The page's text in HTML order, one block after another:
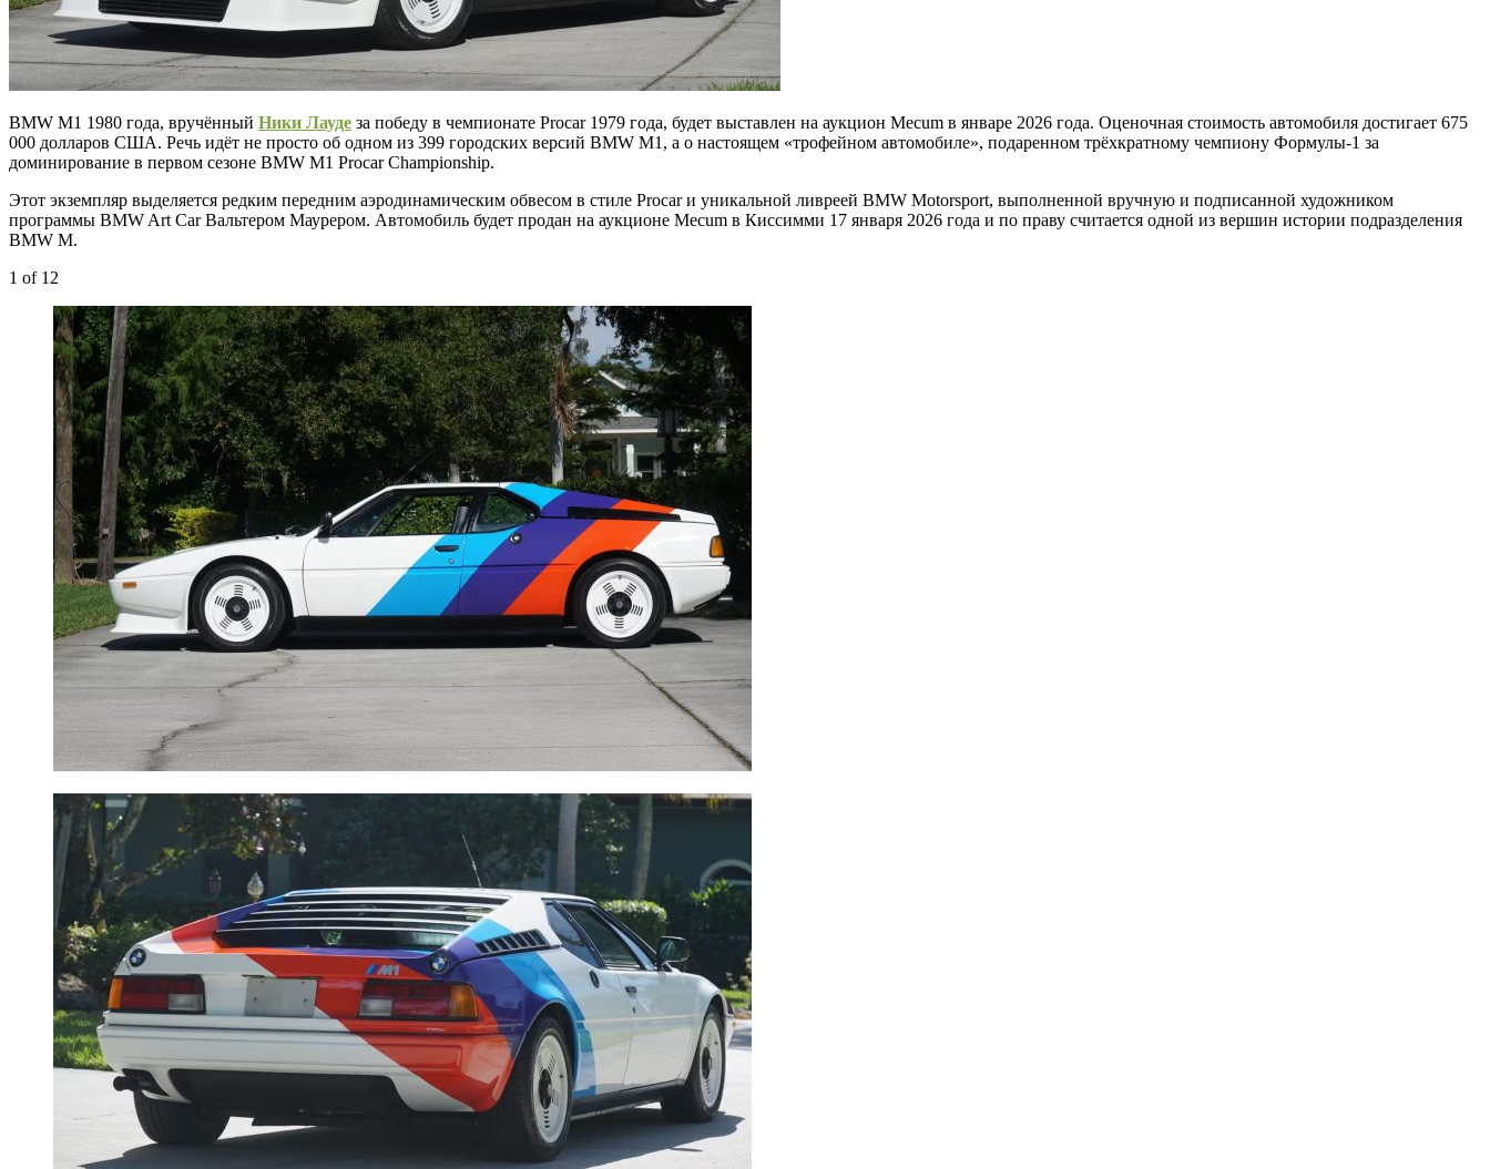
BMW M1 1980 года, вручённый Ники Лауде за победу в чемпионате Procar 1979 года, будет выставлен на аукцион Mecum в январе 2026 года. Оценочная стоимость автомобиля достигает 675
000 долларов США. Речь идёт не просто об одном из 399 городских версий BMW M1, а о настоящем «трофейном автомобиле», подаренном трёхкратному чемпиону Формулы-1 за
доминирование в первом сезоне BMW M1 Procar Championship.
Этот экземпляр выделяется редким передним аэродинамическим обвесом в стиле Procar и уникальной ливреей BMW Motorsport, выполненной вручную и подписанной художником
программы BMW Art Car Вальтером Маурером. Автомобиль будет продан на аукционе Mecum в Киссимми 17 января 2026 года и по праву считается одной из вершин истории подразделения
BMW M.
1 of 12